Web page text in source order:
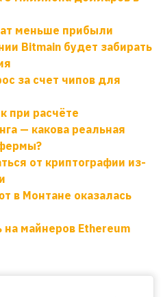
меньше прибыли
Bitmain будет забирать
за счет чипов для
при расчёте
— какова реальная
от криптографии из-
в Монтане оказалась
майнеров Ethereum